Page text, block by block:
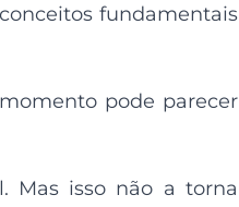
fundamentais
pode parecer
Mas isso não a torna